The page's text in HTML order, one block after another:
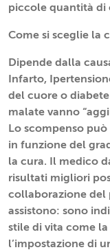
piccole quantità di
Come si sceglie la
Dipende dalla
Infarto,
del cuore o
malate vanno
Lo scompenso
in funzione del
la cura. Il medico
risultati migliori
collaborazione del
assistono: sono
stile di vita come
l’impostazione di